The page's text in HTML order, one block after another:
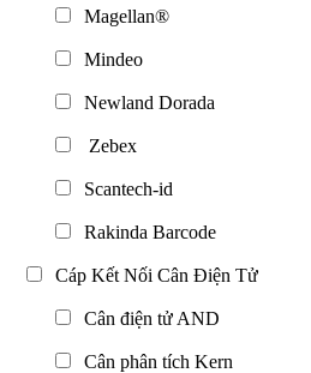
Magellan®
Mindeo
Newland Dorada
Zebex
Scantech-id
Rakinda Barcode
Cáp Kết Nối Cân Điện Tử
Cân điện tử AND
Cân phân tích Kern